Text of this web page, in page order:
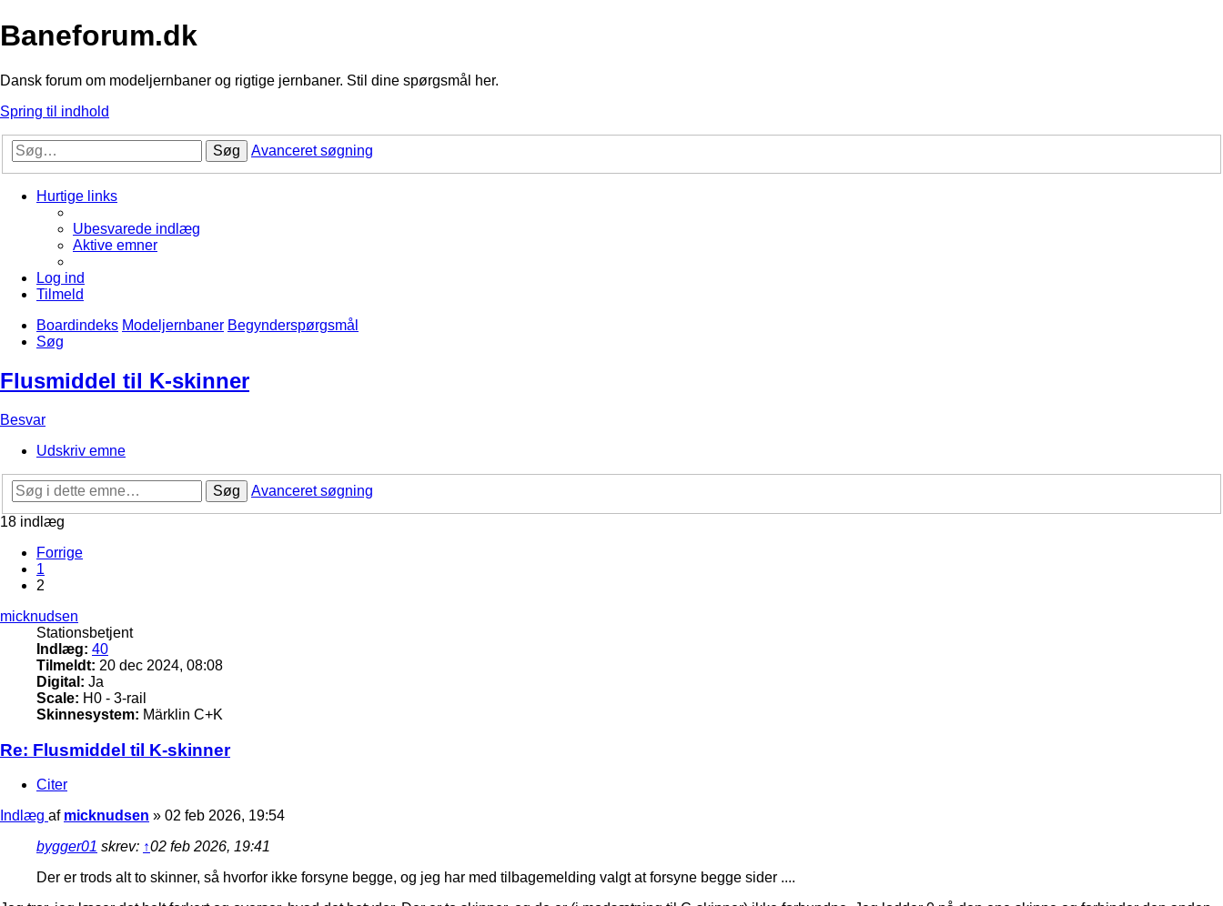
Baneforum.dk
Dansk forum om modeljernbaner og rigtige jernbaner. Stil dine spørgsmål her.
Spring til indhold
Søg Avanceret søgning
Hurtige links
Ubesvarede indlæg
Aktive emner
Log ind
Tilmeld
Boardindeks Modeljernbaner Begynderspørgsmål
Søg
Flusmiddel til K-skinner
Besvar
Udskriv emne
Søg
Avanceret søgning
18 indlæg
Forrige
1
2
micknudsen
Stationsbetjent
Indlæg: 40
Tilmeldt: 20 dec 2024, 08:08
Digital: Ja
Scale: H0 - 3-rail
Skinnesystem: Märklin C+K
Re: Flusmiddel til K-skinner
Citer
Indlæg af micknudsen » 02 feb 2026, 19:54
bygger01 skrev: ↑02 feb 2026, 19:41
Der er trods alt to skinner, så hvorfor ikke forsyne begge, og jeg har med tilbagemelding valgt at forsyne begge sider ....